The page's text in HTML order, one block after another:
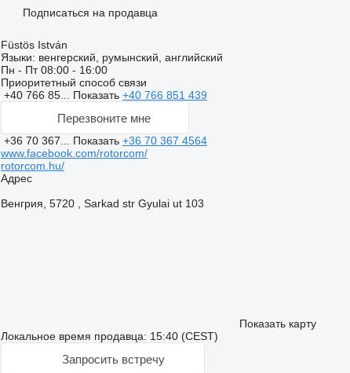
Подписаться на продавца
Füstös István
Языки: венгерский, румынский, английский
Пн - Пт08:00 - 16:00
Приоритетный способ связи
+40 766 85... Показать +40 766 851 439
Перезвоните мне
+36 70 367... Показать +36 70 367 4564
www.facebook.com/rotorcom/
rotorcom.hu/
Адрес
Венгрия, 5720 , Sarkad str Gyulai ut 103
Показать карту
Локальное время продавца: 15:40 (CEST)
Запросить встречу